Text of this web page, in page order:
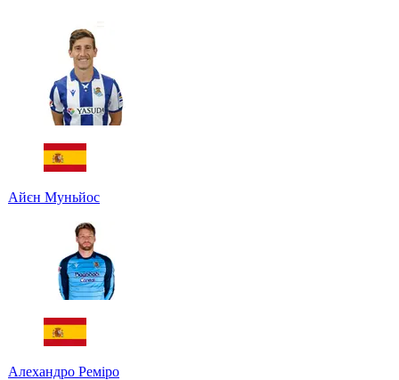
Айєн Муньйос
Алехандро Реміро